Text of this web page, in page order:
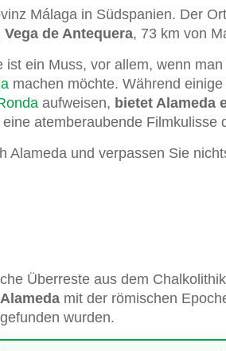
Málaga in Südspanien. Der
Vega de Antequera, 73 km von
ist ein Muss, vor allem, wenn
machen möchte. Während
aufweisen, bietet Alameda
eine atemberaubende Filmkulisse
Alameda und verpassen Sie
Überreste aus dem
mit der römischen
wurden.